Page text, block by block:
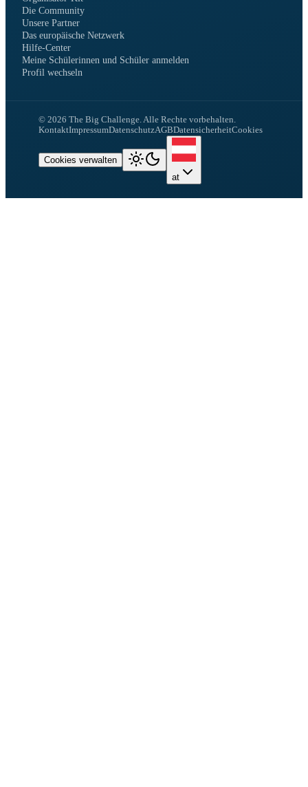
Die Community
Unsere Partner
Das europäische Netzwerk
Hilfe-Center
Meine Schülerinnen und Schüler anmelden
Profil wechseln
© 2026 The Big Challenge.Alle Rechte vorbehalten.
KontaktImpressumDatenschutzAGBDatensicherheitCookies
Cookies verwalten
at